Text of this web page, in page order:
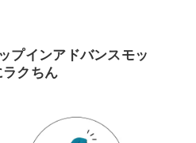
プインアドバンスモッ
クちん